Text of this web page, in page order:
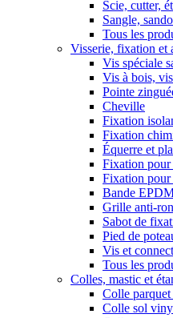
Scie, cutter,
Sangle,
Tous les
Visserie, fixation et
Vis spéciale
Vis à bois,
Pointe
Cheville
Fixation
Fixation
Équerre et
Fixation pour
Fixation pour
Bande
Grille anti-
Sabot de
Pied de
Vis et
Tous les
Colles, mastic et
Colle
Colle sol